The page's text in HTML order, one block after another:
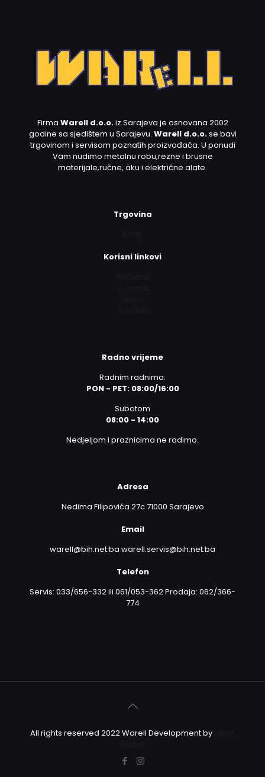
Firma Warell d.o.o.iz Sarajeva je osnovana 2002
godine sa sjedištem u Sarajevu. Warell d.o.o.se bavi
trgovinom i servisom poznatih proizvođača. U ponudi
Vam nudimo metalnu robu,rezne i brusne
materijale,ručne, aku i električne alate.
Trgovina
Korisni linkovi
Radno vrijeme
Radnim radnima:
PON - PET: 08:00/16:00
Subotom
08:00 - 14:00
Nedjeljom i praznicima ne radimo.
Adresa
Nedima Filipovića 27c 71000 Sarajevo
Email
warell@bih.net.ba warell.servis@bih.net.ba
Telefon
Servis: 033/656-332 ili 061/053-362 Prodaja: 062/366-
774
All rights reserved 2022 Warell Development by